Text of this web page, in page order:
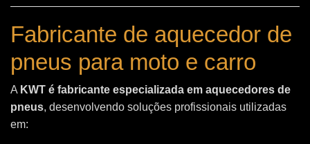
Fabricante de aquecedor de
pneus para moto e carro
A KWT é fabricante especializada em aquecedores de
pneus, desenvolvendo soluções profissionais utilizadas
em: